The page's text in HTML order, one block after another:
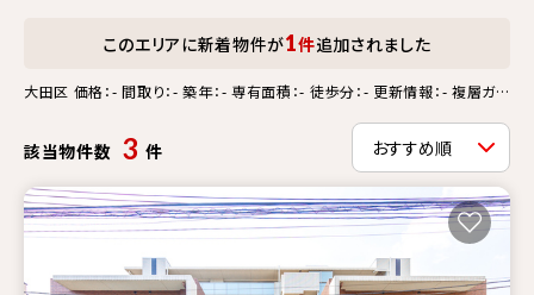
このエリアに新着物件が1件追加されました
大田区 価格：- 間取り：- 築年：- 専有面積：- 徒歩分：- 更新情報：- 複層ガラ
該当物件数 3 件